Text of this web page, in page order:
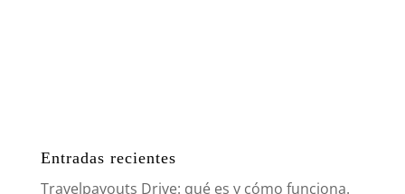
Entradas recientes
Travelpayouts Drive: qué es y cómo funciona.